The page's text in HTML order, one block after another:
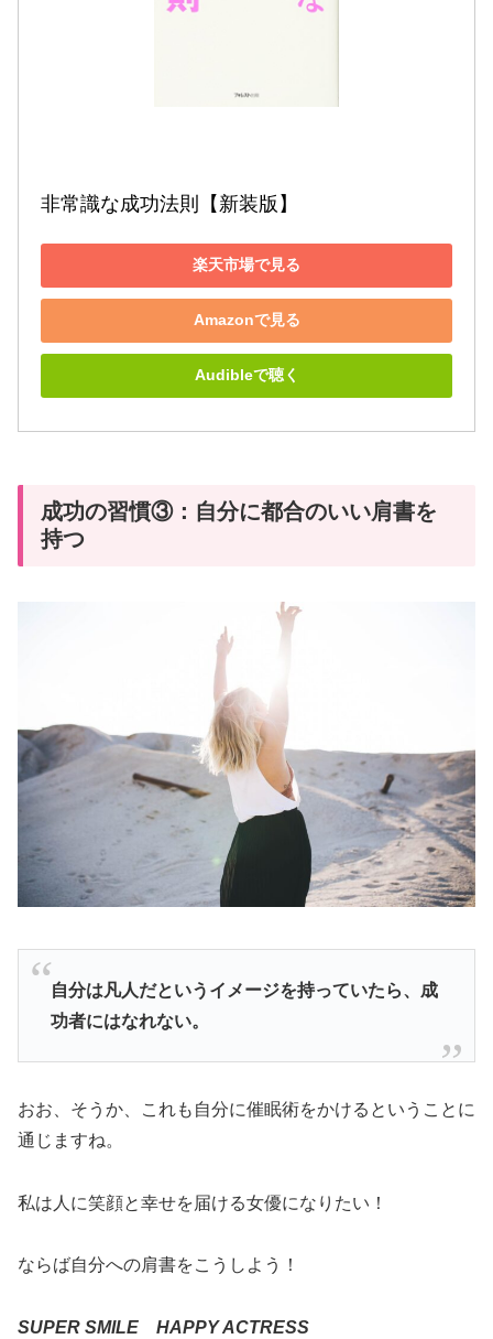
非常識な成功法則【新装版】
楽天市場で見る
Amazonで見る
Audibleで聴く
成功の習慣③：自分に都合のいい肩書を
持つ
自分は凡人だというイメージを持っていたら、成
功者にはなれない。
おお、そうか、これも自分に催眠術をかけるということに
通じますね。
私は人に笑顔と幸せを届ける女優になりたい！
ならば自分への肩書をこうしよう！
SUPER SMILE HAPPY ACTRESS